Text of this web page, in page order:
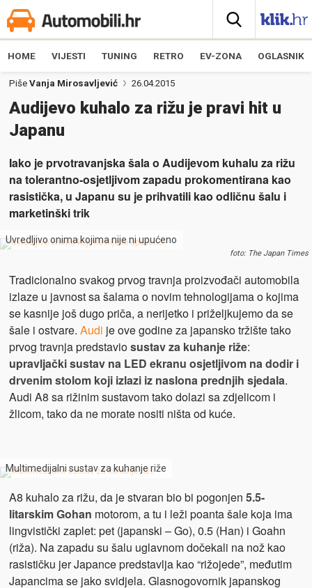
HOME VIJESTI TUNING RETRO EV-ZONA OGLASNIK
Piše Vanja Mirosavljević 26.04.2015
Audijevo kuhalo za rižu je pravi hit u
Japanu
Iako je prvotravanjska šala o Audijevom kuhalu za rižu
na tolerantno-osjetljivom zapadu prokomentirana kao
rasistička, u Japanu su je prihvatili kao odličnu šalu i
marketinški trik
Uvredljivo onima kojima nije ni upućeno
foto: The Japan Times
Tradicionalno svakog prvog travnja proizvođači automobila
izlaze u javnost sa šalama o novim tehnologijama o kojima
se kasnije još dugo priča, a nerijetko i priželjkujemo da se
šale i ostvare. Audi je ove godine za japansko tržište tako
prvog travnja predstaviosustav za kuhanje riže:
upravljački sustav na LED ekranu osjetljivom na dodir i
drvenim stolom koji izlazi iz naslona prednjih sjedala.
Audi A8 sa rižinim sustavom tako dolazi sa zdjelicom i
žlicom, tako da ne morate nositi ništa od kuće.
Multimedijalni sustav za kuhanje riže
A8 kuhalo za rižu, da je stvaran bio bi pogonjen 5.5-
litarskim Gohan motorom, a tu i leži poanta šale koja ima
lingvistički zaplet: pet (japanski – Go), 0.5 (Han) i Goahn
(riža). Na zapadu su šalu uglavnom dočekali na nož kao
rasističku jer Japance predstavlja kao “rižojede”, međutim
Japancima se jako svidjela. Glasnogovornik japanskog